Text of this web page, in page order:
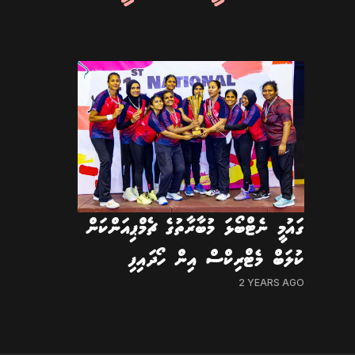
ގައުމީ ނެޓްބޯޅަ މުބާރާތުގެ ޗެމްޕިއަންކަން
ކުލަބް މެޓްރިކްސް އިން ހޯދައިފި
2 YEARS AGO